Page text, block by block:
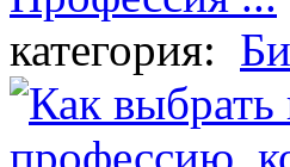
категория: